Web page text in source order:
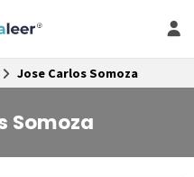
Jose Carlos Somoza
Somoza